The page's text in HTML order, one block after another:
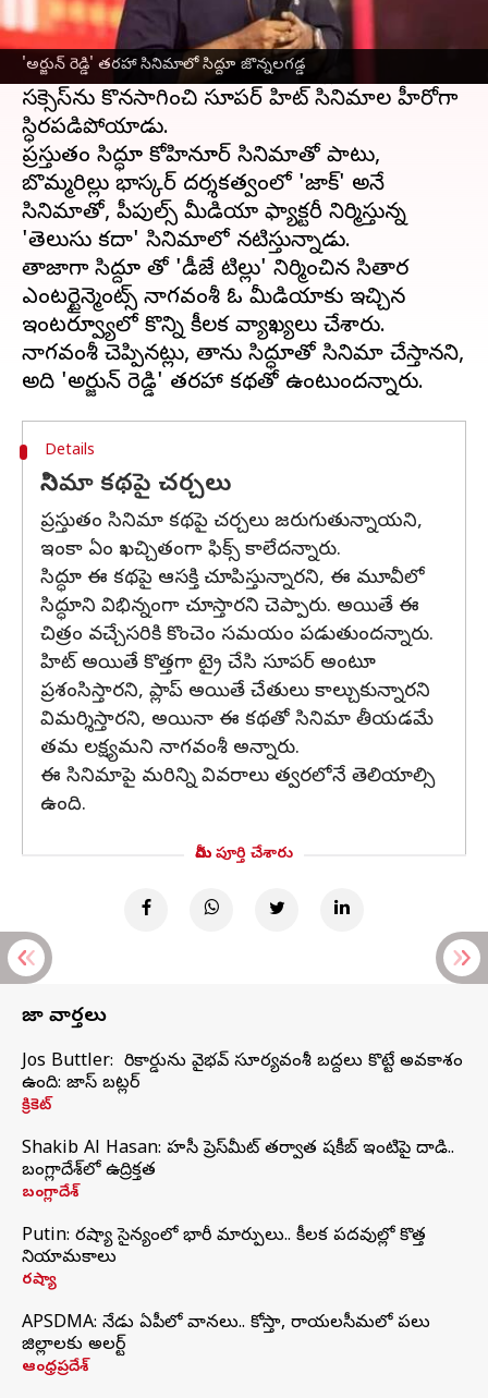
'అర్జున్ రెడ్డి' తరహా సినిమాలో సిద్దూ జొన్నలగడ్డ
టాలీవుడ్ ఇండస్ట్రీలో 'డీజే టిల్లు' సినిమాతో స్టార్
హీరోగాసిద్ధూ జొన్నలగడ్డగుర్తింపు పొందాడు.
ఆ చిత్రానికి సీక్వెల్‌గా వచ్చిన 'డీజే టిల్లు -2' తో తన
సక్సెస్‌ను కొనసాగించి సూపర్ హిట్ సినిమాల హీరోగా
స్ధిరపడిపోయాడు.
ప్రస్తుతం సిద్ధూ కోహినూర్ సినిమాతో పాటు,
బొమ్మరిల్లు భాస్కర్ దర్శకత్వంలో 'జాక్' అనే
సినిమాతో, పీపుల్స్ మీడియా ఫ్యాక్టరీ నిర్మిస్తున్న
'తెలుసు కదా' సినిమాలో నటిస్తున్నాడు.
తాజాగా సిద్దూ తో 'డీజే టిల్లు' నిర్మించిన సితార
ఎంటర్టైన్మెంట్స్ నాగవంశీ ఓ మీడియాకు ఇచ్చిన
ఇంటర్వ్యూలో కొన్ని కీలక వ్యాఖ్యలు చేశారు.
నాగవంశీ చెప్పినట్లు, తాను సిద్ధూతో సినిమా చేస్తానని,
Details
సినిమా కథపై చర్చలు
ప్రస్తుతం సినిమా కథపై చర్చలు జరుగుతున్నాయని,
ఇంకా ఏం ఖచ్చితంగా ఫిక్స్ కాలేదన్నారు.
సిద్ధూ ఈ కథపై ఆసక్తి చూపిస్తున్నారని, ఈ మూవీలో
సిద్ధూని విభిన్నంగా చూస్తారని చెప్పారు. అయితే ఈ
చిత్రం వచ్చేసరికి కొంచెం సమయం పడుతుందన్నారు.
హిట్ అయితే కొత్తగా ట్రై చేసి సూపర్ అంటూ
ప్రశంసిస్తారని, ప్లాప్ అయితే చేతులు కాల్చుకున్నారని
విమర్శిస్తారని, అయినా ఈ కథతో సినిమా తీయడమే
తమ లక్ష్యమని నాగవంశీ అన్నారు.
ఈ సినిమాపై మరిన్ని వివరాలు త్వరలోనే తెలియాల్సి
ఉంది.
మీరు పూర్తి చేశారు
తాజా వార్తలు
Jos Buttler: నా రికార్డును వైభవ్ సూర్యవంశీ బద్దలు కొట్టే అవకాశం
ఉంది: జాస్ బట్లర్
క్రికెట్
Shakib Al Hasan: హసీనా ప్రెస్‌మీట్‌ తర్వాత షకీబ్‌ ఇంటిపై దాడి..
బంగ్లాదేశ్‌లో ఉద్రిక్తత
బంగ్లాదేశ్
Putin: రష్యా సైన్యంలో భారీ మార్పులు.. కీలక పదవుల్లో కొత్త
నియామకాలు
రష్యా
APSDMA: నేడు ఏపీలో వానలు.. కోస్తా, రాయలసీమలో పలు
జిల్లాలకు అలర్ట్
ఆంధ్రప్రదేశ్